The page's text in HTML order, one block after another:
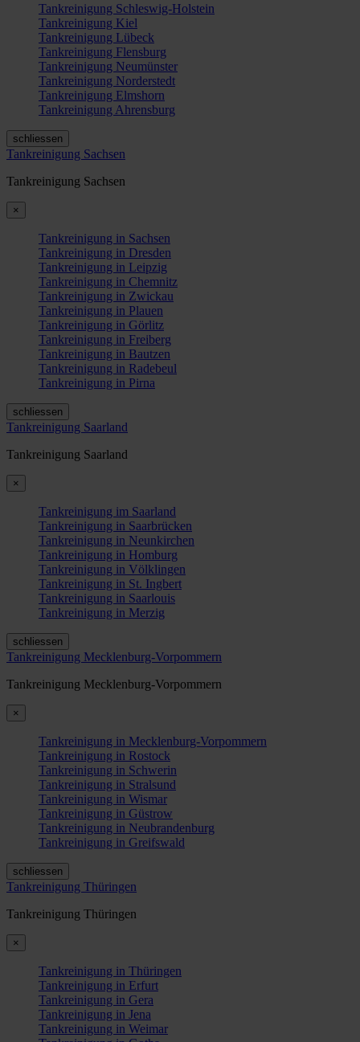
Tankreinigung Schleswig-Holstein
Tankreinigung Kiel
Tankreinigung Lübeck
Tankreinigung Flensburg
Tankreinigung Neumünster
Tankreinigung Norderstedt
Tankreinigung Elmshorn
Tankreinigung Ahrensburg
schliessen
Tankreinigung Sachsen
Tankreinigung Sachsen
×
Tankreinigung in Sachsen
Tankreinigung in Dresden
Tankreinigung in Leipzig
Tankreinigung in Chemnitz
Tankreinigung in Zwickau
Tankreinigung in Plauen
Tankreinigung in Görlitz
Tankreinigung in Freiberg
Tankreinigung in Bautzen
Tankreinigung in Radebeul
Tankreinigung in Pirna
schliessen
Tankreinigung Saarland
Tankreinigung Saarland
×
Tankreinigung im Saarland
Tankreinigung in Saarbrücken
Tankreinigung in Neunkirchen
Tankreinigung in Homburg
Tankreinigung in Völklingen
Tankreinigung in St. Ingbert
Tankreinigung in Saarlouis
Tankreinigung in Merzig
schliessen
Tankreinigung Mecklenburg-Vorpommern
Tankreinigung Mecklenburg-Vorpommern
×
Tankreinigung in Mecklenburg-Vorpommern
Tankreinigung in Rostock
Tankreinigung in Schwerin
Tankreinigung in Stralsund
Tankreinigung in Wismar
Tankreinigung in Güstrow
Tankreinigung in Neubrandenburg
Tankreinigung in Greifswald
schliessen
Tankreinigung Thüringen
Tankreinigung Thüringen
×
Tankreinigung in Thüringen
Tankreinigung in Erfurt
Tankreinigung in Gera
Tankreinigung in Jena
Tankreinigung in Weimar